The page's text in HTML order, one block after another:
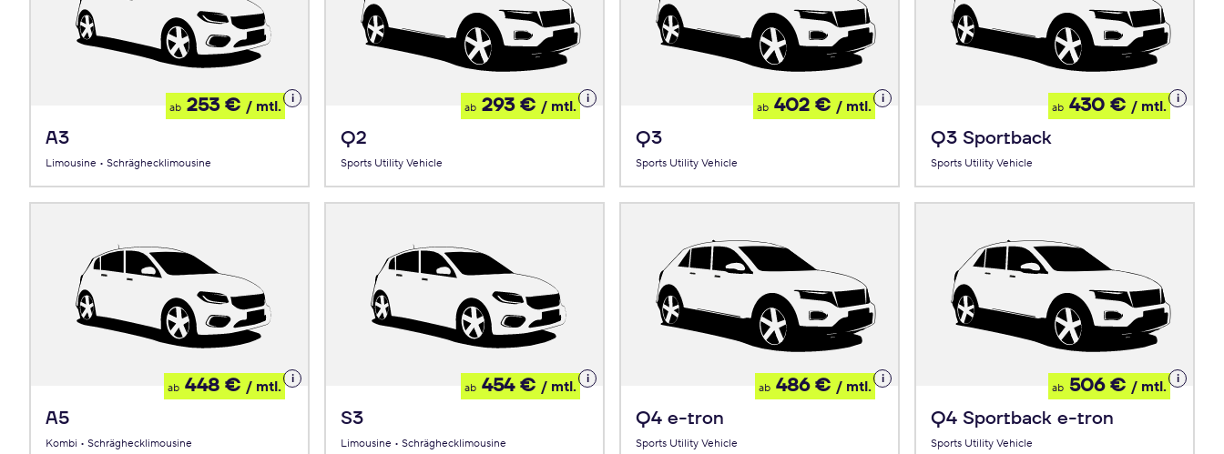
A3
Limousine • Schräghecklimousine
ab 253 € / mtl.
Details
zum
Q2
Sports Utility Vehicle
ab 293 € / mtl.
Details
zum
Q3
Sports Utility Vehicle
ab 402 € / mtl.
Details
zum
Q3 Sportback
Sports Utility Vehicle
ab 430 € / mtl.
Details
zum
A5
Kombi • Schräghecklimousine
ab 448 € / mtl.
Details
zum
S3
Limousine • Schräghecklimousine
ab 454 € / mtl.
Details
zum
Q4 e-tron
Sports Utility Vehicle
ab 486 € / mtl.
Details
zum
Q4 Sportback e-tron
Sports Utility Vehicle
ab 506 € / mtl.
Details
zum